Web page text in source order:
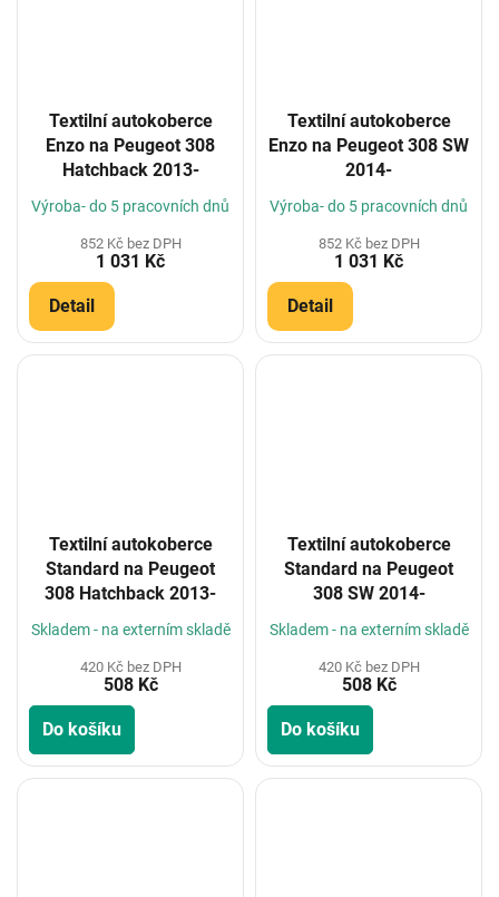
Textilní autokoberce
Enzo na Peugeot 308
Hatchback 2013-
Výroba- do 5 pracovních dnů
852 Kč bez DPH
1 031 Kč
Detail
Textilní autokoberce
Enzo na Peugeot 308 SW
2014-
Výroba- do 5 pracovních dnů
852 Kč bez DPH
1 031 Kč
Detail
Textilní autokoberce
Standard na Peugeot
308 Hatchback 2013-
Skladem - na externím skladě
420 Kč bez DPH
508 Kč
Do košíku
Textilní autokoberce
Standard na Peugeot
308 SW 2014-
Skladem - na externím skladě
420 Kč bez DPH
508 Kč
Do košíku